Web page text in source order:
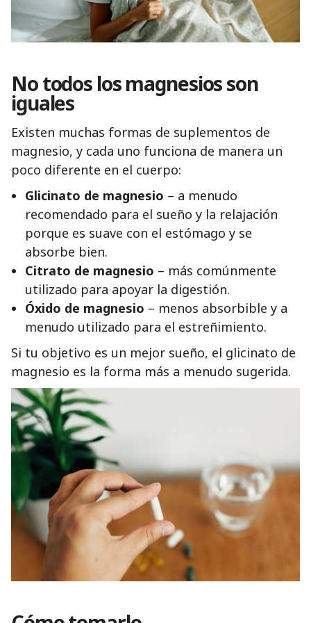
No todos los magnesios son
iguales
Existen muchas formas de suplementos de
magnesio, y cada uno funciona de manera un
poco diferente en el cuerpo:
Glicinato de magnesio – a menudo
recomendado para el sueño y la relajación
porque es suave con el estómago y se
absorbe bien.
Citrato de magnesio – más comúnmente
utilizado para apoyar la digestión.
Óxido de magnesio – menos absorbible y a
menudo utilizado para el estreñimiento.
Si tu objetivo es un mejor sueño, el glicinato de
magnesio es la forma más a menudo sugerida.